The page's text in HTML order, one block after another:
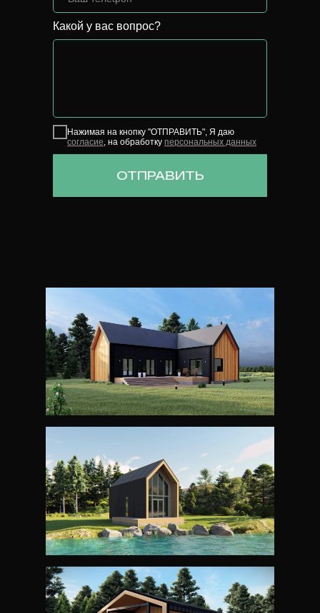
Какой у вас вопрос?
Нажимая на кнопку "ОТПРАВИТЬ", Я даю
согласие , на обработку персональных данных
ОТПРАВИТЬ